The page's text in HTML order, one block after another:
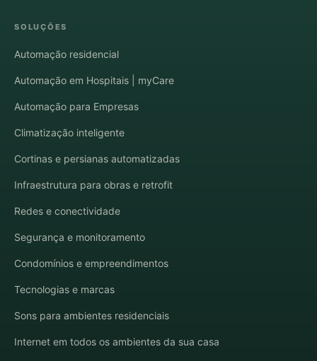
SOLUÇÕES
Automação residencial
Automação em Hospitais | myCare
Automação para Empresas
Climatização inteligente
Cortinas e persianas automatizadas
Infraestrutura para obras e retrofit
Redes e conectividade
Segurança e monitoramento
Condomínios e empreendimentos
Tecnologias e marcas
Sons para ambientes residenciais
Internet em todos os ambientes da sua casa